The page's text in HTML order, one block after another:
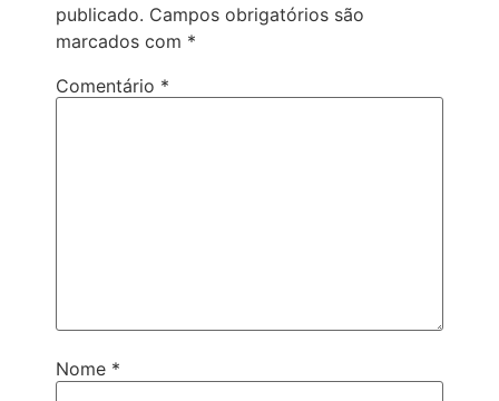
publicado. Campos obrigatórios são
marcados com *
Comentário *
Nome *